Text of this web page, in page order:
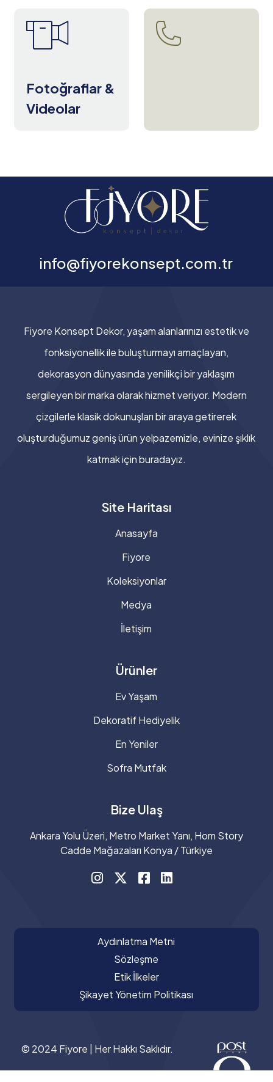
Fotoğraflar &
Videolar
info@fiyorekonsept.com.tr
Fiyore Konsept Dekor, yaşam alanlarınızı estetik ve
fonksiyonellik ile buluşturmayı amaçlayan,
dekorasyon dünyasında yenilikçi bir yaklaşım
sergileyen bir marka olarak hizmet veriyor. Modern
çizgilerle klasik dokunuşları bir araya getirerek
oluşturduğumuz geniş ürün yelpazemizle, evinize şıklık
katmak için buradayız.
Site Haritası
Anasayfa
Fiyore
Koleksiyonlar
Medya
İletişim
Ürünler
Ev Yaşam
Dekoratif Hediyelik
En Yeniler
Sofra Mutfak
Bize Ulaş
Ankara Yolu Üzeri, Metro Market Yanı, Hom Story
Cadde Mağazaları Konya / Türkiye
Aydınlatma Metni
Sözleşme
Etik İlkeler
Şikayet Yönetim Politikası
© 2024 Fiyore | Her Hakkı Saklıdır.